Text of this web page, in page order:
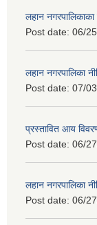
लहान
Post date: 06/
लहान नगरपालिका
Post date: 07/
प्रस्तावित आय
Post date: 06/
लहान नगरपालिका
Post date: 06/